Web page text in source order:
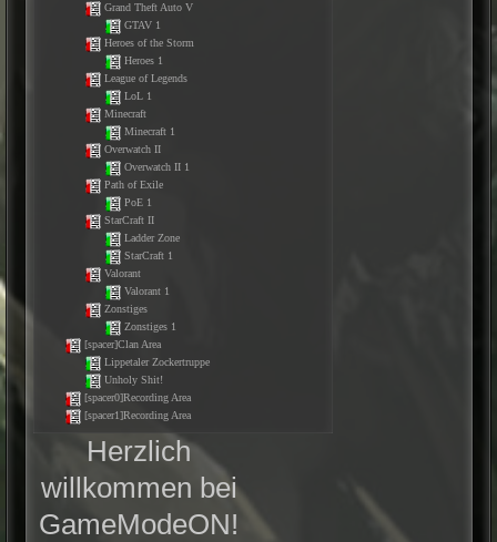
Grand Theft Auto V
GTAV 1
Heroes of the Storm
Heroes 1
League of Legends
LoL 1
Minecraft
Minecraft 1
Overwatch II
Overwatch II 1
Path of Exile
PoE 1
StarCraft II
Ladder Zone
StarCraft 1
Valorant
Valorant 1
Zonstiges
Zonstiges 1
[spacer]Clan Area
Lippetaler Zockertruppe
Unholy Shit!
[spacer0]Recording Area
[spacer1]Recording Area
Herzlich
willkommen bei
GameModeON!